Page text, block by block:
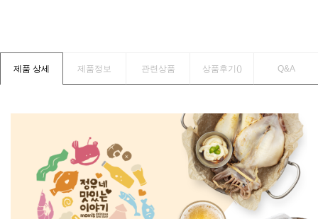
제품 상세 제품정보 관련상품 상품후기() Q&A